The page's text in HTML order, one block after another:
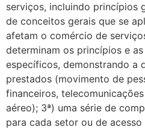
serviços, incluindo princípios
de conceitos gerais que se
afetam o comércio de
determinam os princípios e
específicos, demonstrando a
prestados (movimento de
financeiros,
aéreo); 3ª) uma série de
para cada setor ou de